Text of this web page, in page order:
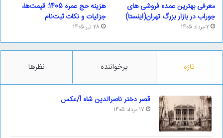
معرفی بهترین عمده فروشی های
جوراب در بازار بزرگ تهران(اینستا)
2 مرداد 1405
هزینه حج عمره 1405: قیمت‌ها،
جزئیات و نکات ثبت‌نام
28 تیر 1405
تازه پرخواننده نظرها
قصر دختر ناصرالدین شاه !/عکس
17 مرداد 1405